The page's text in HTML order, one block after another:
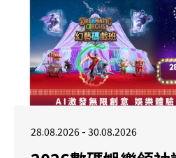
28.08.2026 - 30.08.2026